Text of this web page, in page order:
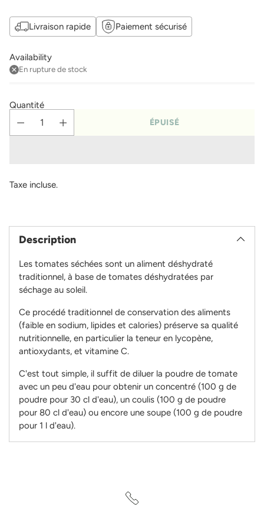
Livraison rapide Paiement sécurisé
Availability
En rupture de stock
Quantité
ÉPUISÉ
Taxe incluse.
un
produit
votre
panier
Description
Les tomates séchées sont un aliment déshydraté
traditionnel, à base de tomates déshydratées par
séchage au soleil.
Ce procédé traditionnel de conservation des aliments
(faible en sodium, lipides et calories) préserve sa qualité
nutritionnelle, en particulier la teneur en lycopène,
antioxydants, et vitamine C.
C'est tout simple, il suffit de diluer la poudre de tomate
avec un peu d'eau pour obtenir un concentré (100 g de
poudre pour 30 cl d'eau), un coulis (100 g de poudre
pour 80 cl d'eau) ou encore une soupe (100 g de poudre
pour 1 l d'eau).